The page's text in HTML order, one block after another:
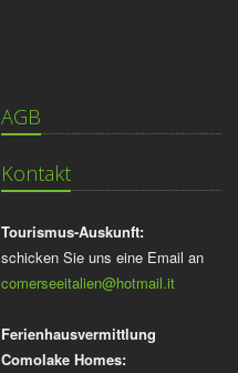
AGB
Kontakt
Tourismus-Auskunft:
schicken Sie uns eine Email an
comerseeitalien@hotmail.it
Ferienhausvermittlung
Comolake Homes: